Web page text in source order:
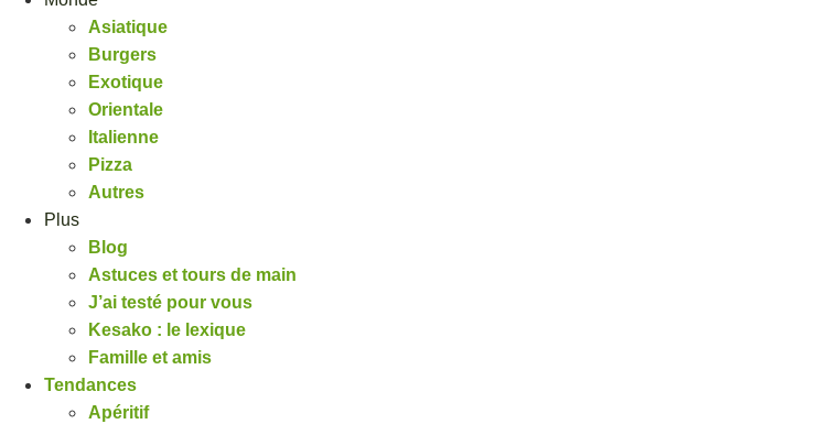
Asiatique
Burgers
Exotique
Orientale
Italienne
Pizza
Autres
Plus
Blog
Astuces et tours de main
J’ai testé pour vous
Kesako : le lexique
Famille et amis
Tendances
Apéritif